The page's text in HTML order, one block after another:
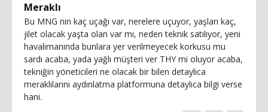
Meraklı
Bu MNG nin kaç uçağı var, nerelere uçuyor, yaşları kaç,
jilet olacak yaşta olan var mı, neden teknik satılıyor, yeni
havalimanında bunlara yer verilmeyecek korkusu mu
sardı acaba, yada yağlı müşteri ver THY mi oluyor acaba,
tekniğin yöneticileri ne olacak bir bilen detaylıca
meraklılarını aydınlatma platformuna detaylıca bilgi verse
hani.